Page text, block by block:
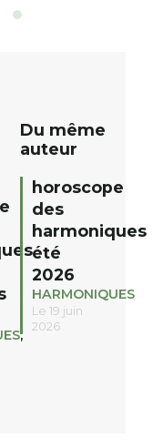
,
Du même
auteur
horoscope
des
harmoniques
été
2026
HARMONIQUES
Le 19 juin
2026